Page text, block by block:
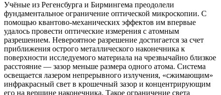
Учёные из Регенсбурга и Бирмингема преодолели
фундаментальное ограничение оптической микроскопии. С
помощью квантово-механических эффектов им впервые
удалось провести оптические измерения с атомным
разрешением. Невероятное разрешение достигается за счет
приближения острого металлического наконечника к
поверхности исследуемого материала на чрезвычайно близкое
расстояние — зазор меньше размера одного атома. Система
освещается лазером непрерывного излучения, «сжимающим»
инфракрасный свет в крошечный зазор и концентрирующим
его на вершине наконечника. Такое ограничение света